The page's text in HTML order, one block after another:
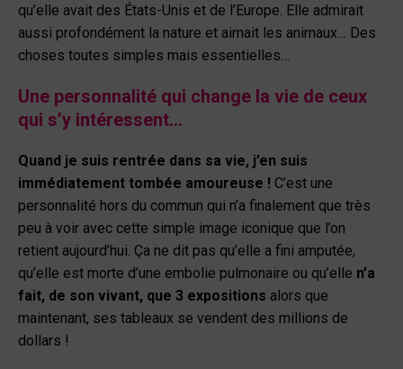
qu’elle avait des États-Unis et de l’Europe. Elle admirait
aussi profondément la nature et aimait les animaux… Des
choses toutes simples mais essentielles…
Une personnalité qui change la vie de ceux
qui s’y intéressent…
Quand je suis rentrée dans sa vie, j’en suis
immédiatement tombée amoureuse ! C’est une
personnalité hors du commun qui n’a finalement que très
peu à voir avec cette simple image iconique que l’on
retient aujourd’hui. Ça ne dit pas qu’elle a fini amputée,
qu’elle est morte d’une embolie pulmonaire ou qu’elle n’a
fait, de son vivant, que 3 expositions alors que
maintenant, ses tableaux se vendent des millions de
dollars !